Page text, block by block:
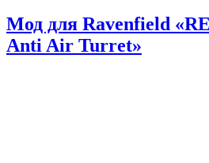
Мод для Ravenfield
Anti Air Turret»